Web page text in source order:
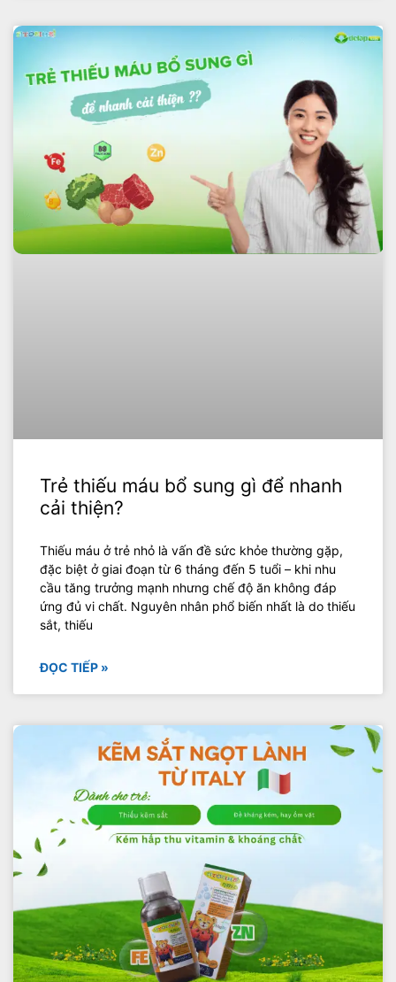
Trẻ thiếu máu bổ sung gì để nhanh
cải thiện?
Thiếu máu ở trẻ nhỏ là vấn đề sức khỏe thường gặp,
đặc biệt ở giai đoạn từ 6 tháng đến 5 tuổi – khi nhu
cầu tăng trưởng mạnh nhưng chế độ ăn không đáp
ứng đủ vi chất. Nguyên nhân phổ biến nhất là do thiếu
sắt, thiếu
ĐỌC TIẾP »